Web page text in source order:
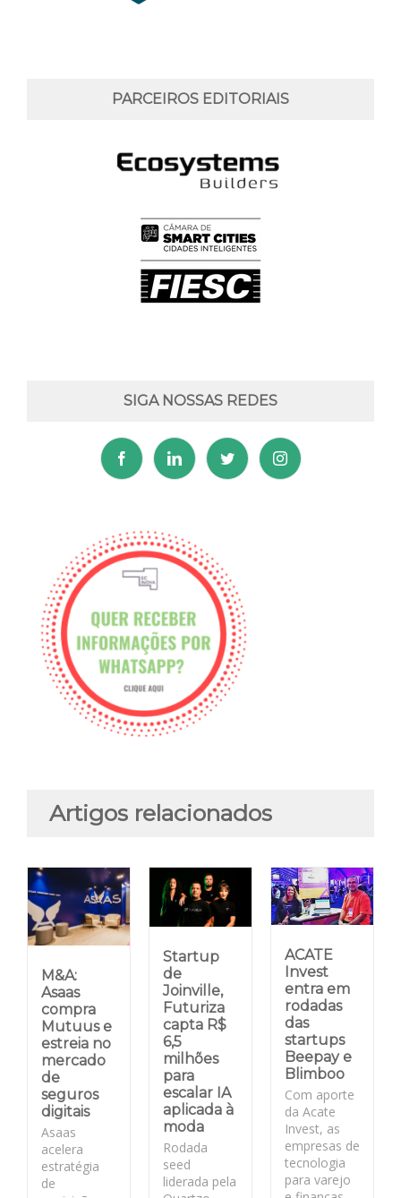
PARCEIROS EDITORIAIS
SIGA NOSSAS REDES
Artigos relacionados
M&A:
Asaas
compra
Mutuus e
estreia no
mercado
de
seguros
digitais
Asaas
acelera
estratégia
de
Startup
de
Joinville,
Futuriza
capta R$
6,5
milhões
para
escalar IA
aplicada à
moda
Rodada
seed
liderada pela
ACATE
Invest
entra em
rodadas
das
startups
Beepay e
Blimboo
Com aporte
da Acate
Invest, as
empresas de
tecnologia
para varejo